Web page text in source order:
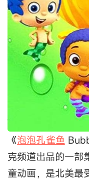
《泡泡孔雀鱼
克频道出品的一部
童动画，是北美最